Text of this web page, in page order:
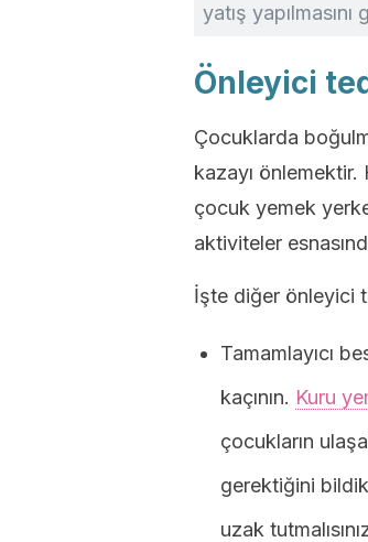
yatış
Önleyici
Çocuklarda
kazayı
çocuk yemek
aktiviteler
İşte diğer önleyici
Tamamlayıcı
kaçının. Kuru
çocukların
gerektiğini
uzak